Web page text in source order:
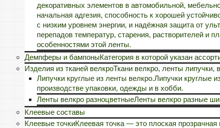
декоративных элементов в автомобильной,
начальная адгезия, способность к хорошей
с низким уровнем энергии, и надёжная защита от
перепадов температур, старения, растворителей и
особенностями этой ленты.
Демпферы и бампоныКатегория в которой указан
Изделия из тканей велкроТкани велкро, ленты липучки,
Липучки круглые из ленты велкро.Липучки круглые
производстве упаковки, одежды и в хобби.
Ленты велкро разноцветныеЛенты велкро разные
Клеевые составы
Клеевые точкиКлеевая точка — это плоская